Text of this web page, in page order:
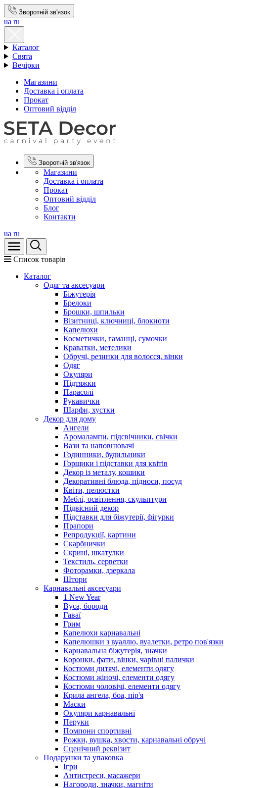
Зворотній зв'язок
ua ru
Каталог
Свята
Вечірки
Магазини
Доставка і оплата
Прокат
Оптовий відділ
Зворотній зв'язок
Магазини
Доставка і оплата
Прокат
Оптовий відділ
Блог
Контакти
ua ru
Список товарів
Каталог
Oдяг та аксесуари
Біжутерія
Брелоки
Брошки, шпильки
Візитниці, ключниці, блокноти
Капелюхи
Косметички, гаманці, сумочки
Краватки, метелики
Обручі, резинки для волосся, вінки
Одяг
Окуляри
Підтяжки
Парасолі
Рукавички
Шарфи, хустки
Декор для дому
Ангели
Аромалампи, підсвічники, свічки
Вази та наповнювачі
Годинники, будильники
Горщики і підставки для квітів
Декор із металу, кошики
Декоративні блюда, підноси, посуд
Квіти, пелюстки
Меблі, освітлення, скульптури
Підвісний декор
Підставки для біжутерії, фігурки
Прапори
Репродукції, картини
Скарбнички
Скрині, шкатулки
Текстиль, серветки
Фоторамки, дзеркала
Штори
Карнавальні аксесуари
1 New Year
Вуса, бороди
Гаваї
Грим
Капелюхи карнавальні
Капелюшки з вуаллю, вуалетки, ретро пов'язки
Карнавальна біжутерія, значки
Коронки, фати, вінки, чарівні палички
Костюми дитячі, елементи одягу
Костюми жіночі, елементи одягу
Костюми чоловічі, елементи одягу
Крила ангела, боа, пір'я
Маски
Окуляри карнавальні
Перуки
Помпони спортивні
Рожки, вушка, хвости, карнавальні обручі
Сценічний реквізит
Подарунки та упаковка
Ігри
Антистреси, масажери
Нагороди, значки, магніти